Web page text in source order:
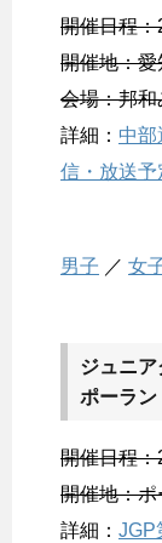
開催日程
開催地：愛
会場：邦
詳細： 中
信・放送予
男子 ／ 女
ジュニア
ポーラ
開催日程
開催地：
詳細： JGP